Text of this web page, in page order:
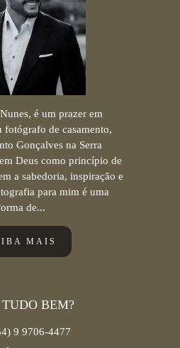
é um prazer em
fotógrafo de casamento,
Gonçalves na Serra
Deus como princípio de
a sabedoria, inspiração e
para mim é uma
de...
MAIS
BEM?
9 9706-4477